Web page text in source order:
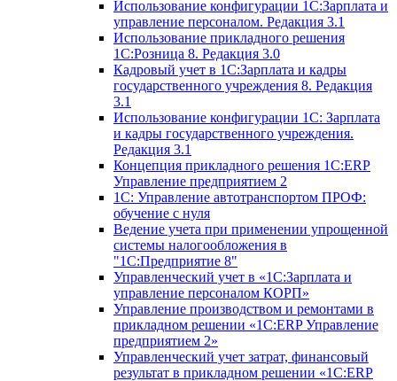
Использование конфигурации 1С:Зарплата и
управление персоналом. Редакция 3.1
Использование прикладного решения
1С:Розница 8. Редакция 3.0
Кадровый учет в 1С:Зарплата и кадры
государственного учреждения 8. Редакция
3.1
Использование конфигурации ‎1С: Зарплата
и кадры государственного учреждения.
Редакция 3.1
Концепция прикладного решения 1С:ERP
Управление предприятием 2
1С: Управление автотранспортом ПРОФ:
обучение с нуля
Ведение учета при применении упрощенной
системы налогообложения в
"1С:Предприятие 8"
Управленческий учет в «1C:Зарплата и
управление персоналом КОРП»
Управление производством и ремонтами в
прикладном решении «1С:ERP Управление
предприятием 2»
Управленческий учет затрат, финансовый
результат в прикладном решении «1С:ERP